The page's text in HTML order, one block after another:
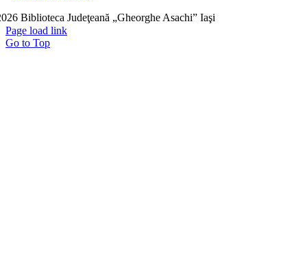
Biblioteca Judeţeană „Gheorghe Asachi” Iaşi
Page load link
Go to Top